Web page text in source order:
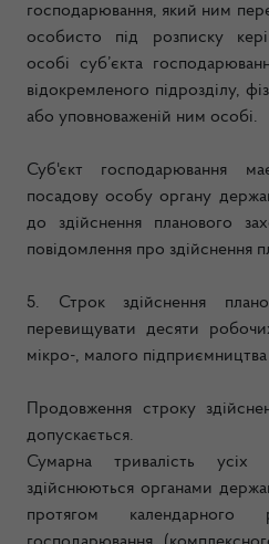
господарювання, який ним
особисто під розписку
особі суб’єкта
відокремленого підрозділу,
або уповноваженій ним особі.
Суб'єкт господарювання
посадову особу органу
до здійснення планового
повідомлення про здійснення
5. Строк здійснення
перевищувати десяти
мікро-, малого
Продовження строку
допускається.
Сумарна тривалість
здійснюються органами
протягом